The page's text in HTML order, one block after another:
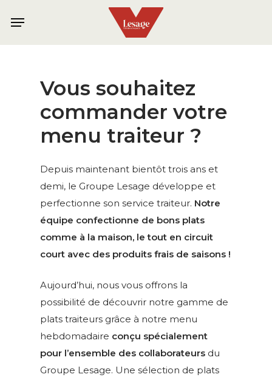
Menu
Vous souhaitez
commander votre
menu traiteur ?
Depuis maintenant bientôt trois ans et
demi, le Groupe Lesage développe et
perfectionne son service traiteur. Notre
équipe confectionne de bons plats
comme à la maison, le tout en circuit
court avec des produits frais de saisons !
Aujourd’hui, nous vous offrons la
possibilité de découvrir notre gamme de
plats traiteurs grâce à notre menu
hebdomadaire conçu spécialement
pour l’ensemble des collaborateurs du
Groupe Lesage. Une sélection de plats